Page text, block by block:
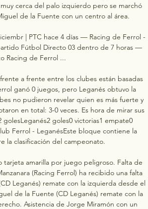
cerca del palo izquierdo pero se marchó
de la Fuente con un centro al área.
| PTC hace 4 días — Racing de Ferrol -
Fútbol Directo 03 dentro de 7 horas —
Racing de Ferrol ...
a frente entre los clubes están basadas
ganó 0 juegos, pero Leganés obtuvo la
no pudieron revelar quien es más fuerte y
en total: 3-0 veces. Es hora de mirar sus
goles0 victorias1 empate0
Ferrol - LeganésEste bloque contiene la
la clasificación del campeonato.
tarjeta amarilla por juego peligroso. Falta de
(Racing Ferrol) ha recibido una falta
Leganés) remate con la izquierda desde el
de la Fuente (CD Leganés) remate con la
Asistencia de Jorge Miramón con un